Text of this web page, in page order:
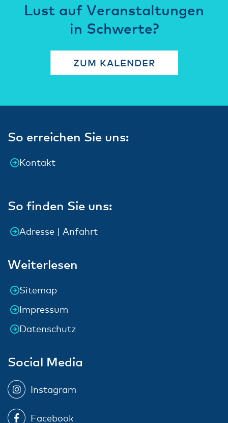
Lust auf Veranstaltungen
in Schwerte?
ZUM KALENDER
So erreichen Sie uns:
Kontakt
So finden Sie uns:
Adresse | Anfahrt
Weiterlesen
Sitemap
Impressum
Datenschutz
Social Media
Instagram
Facebook